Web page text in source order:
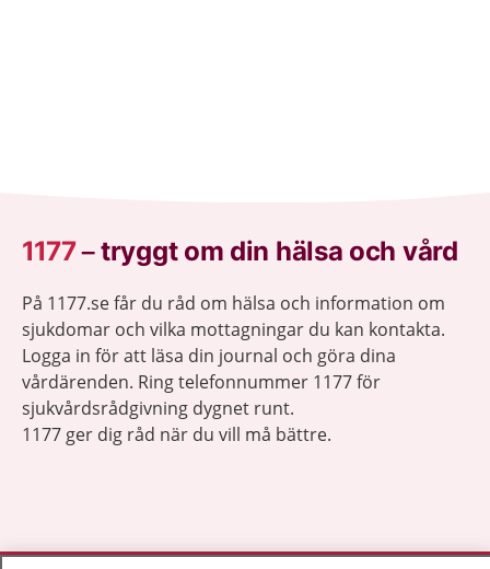
1177–tryggt om din hälsa och vård
På 1177.se får du råd om hälsa och information om
sjukdomar och vilka mottagningar du kan kontakta.
Logga in för att läsa din journal och göra dina
vårdärenden. Ring telefonnummer 1177 för
sjukvårdsrådgivning dygnet runt.
1177 ger dig råd när du vill må bättre.